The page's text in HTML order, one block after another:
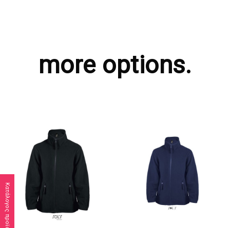
Κατάλογος προϊόντων
more options.